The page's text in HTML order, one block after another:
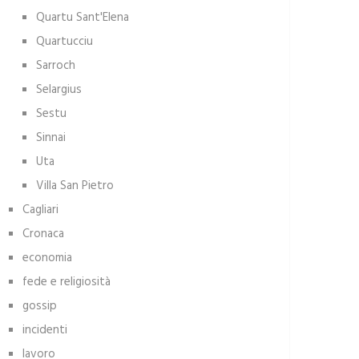
Quartu Sant'Elena
Quartucciu
Sarroch
Selargius
Sestu
Sinnai
Uta
Villa San Pietro
Cagliari
Cronaca
economia
fede e religiosità
gossip
incidenti
lavoro